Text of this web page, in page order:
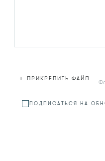
+ ПРИКРЕПИТЬ ФАЙЛ
ПОДПИСАТЬСЯ НА